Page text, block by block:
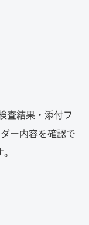
査結果・添付フ
ー内容を確認で
。